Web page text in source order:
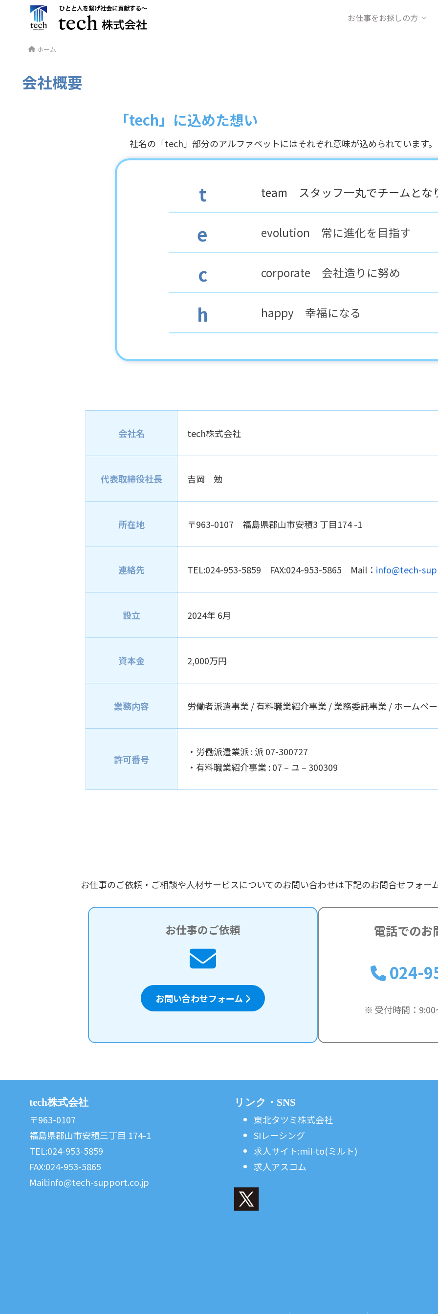
お仕事をお探しの方
ホーム
会社概要
「tech」に込めた想い
社名の「tech」部分のアルファベットにはそれぞれ意味が込められています。
t team スタッフ一丸でチームとな
e evolution 常に進化を目指す
c corporate 会社造りに努め
h happy 幸福になる
会社名 tech株式会社
代表取締役社長 吉岡 勉
所在地 〒963-0107 福島県郡山市安積3 丁目174 -1
連絡先 TEL:024-953-5859 FAX:024-953-5865 Mail： info@tech-
設立 2024年 6月
資本金 2,000万円
業務内容 労働者派遣事業 / 有料職業紹介事業 / 業務委託事業 / ホームペ
許可番号
・労働派遣業派 : 派 07-300727
・有料職業紹介事業 : 07 – ユ – 300309
お仕事のご依頼・ご相談や人材サービスについてのお問い合わせは下記のお問合せフォー
お仕事のご依頼
お問い合わせフォーム
電話でのお
024-
※ 受付時間：9:00
tech株式会社
〒963-0107
福島県郡山市安積三丁目 174-1
TEL:024-953-5859
FAX:024-953-5865
Mail:info@tech-support.co.jp
リンク・SNS
東北タツミ株式会社
SIレーシング
求人サイト:mil-to(ミルト)
求人アスコム